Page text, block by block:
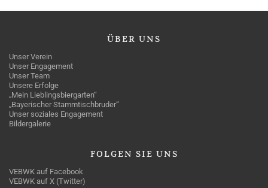
ÜBER UNS
Unser Verein
Unser Engagement
Unser Team
Unsere Erfolge
„Mein Lieblingsbiergarten“
„Bayerischer Stammtischbruder“
Unser soziales Engagement
Bildergalerie
FOLGEN SIE UNS
VEBWK auf Facebook
VEBWK auf X (Twitter)